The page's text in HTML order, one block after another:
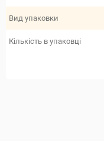
Вид упаковки
Кількість в упаковці